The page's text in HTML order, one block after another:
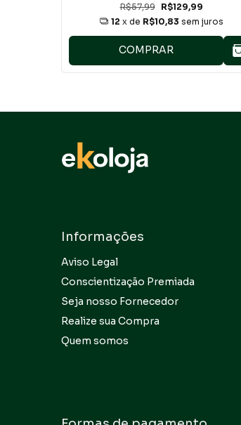
R$57,99
R$129,99
12 x de R$10,83 sem juros
COMPRAR
Informações
Aviso Legal
Conscientização Premiada
Seja nosso Fornecedor
Realize sua Compra
Quem somos